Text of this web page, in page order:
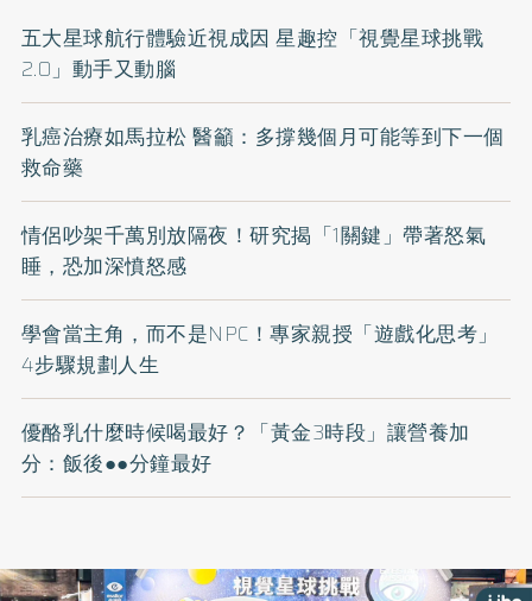
五大星球航行體驗近視成因 星趣控「視覺星球挑戰
2.0」動手又動腦
乳癌治療如馬拉松 醫籲：多撐幾個月可能等到下一個
救命藥
情侶吵架千萬別放隔夜！研究揭「1關鍵」帶著怒氣
睡，恐加深憤怒感
學會當主角，而不是NPC！專家親授「遊戲化思考」
4步驟規劃人生
優酪乳什麼時候喝最好？「黃金3時段」讓營養加
分：飯後●●分鐘最好